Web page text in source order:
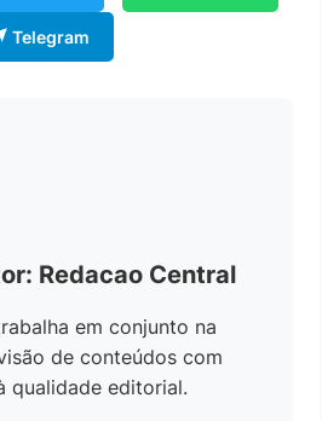
Telegram
Redacao Central
em conjunto na
de conteúdos com
qualidade editorial.